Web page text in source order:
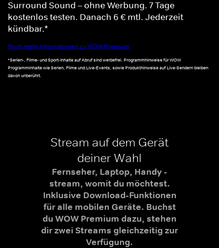
Surround Sound – ohne Werbung. 7 Tage
kostenlos testen. Danach 6 € mtl. Jederzeit
kündbar.*
Noch mehr Informationen zu WOW Premium
*Serien-, Filme- und Sport-Inhalte auf Abruf sind werbefrei. Programmhinweise für WOW
Programminhalte wie Serien, Filme und Live-Events, sowie Produkthinweise auf Live-Sendern bleiben
davon unberührt.
Stream auf dem Gerät
deiner Wahl
Fernseher, Laptop, Handy -
stream, womit du möchtest.
Inklusive Download-Funktionen
für alle mobilen Geräte. Buchst
du WOW Premium dazu, stehen
dir zwei Streams gleichzeitig zur
Verfügung.